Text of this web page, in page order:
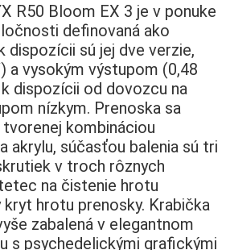
R50 Bloom EX 3 je v ponuke
definovaná ako
dispozícii sú jej dve verzie,
a vysokým výstupom (0,48
dispozícii od dovozcu na
nízkym. Prenoska sa
kombináciou
akrylu, súčasťou balenia sú tri
v troch rôznych
na čistenie hrotu
hrotu prenosky. Krabička
zabalená v elegantnom
s psychedelickými grafickými